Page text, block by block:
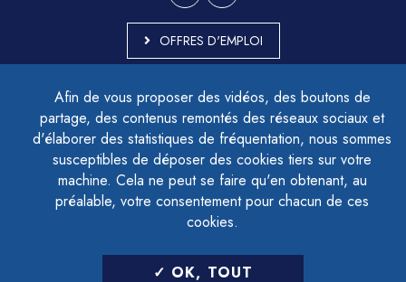
Afin de vous proposer des vidéos, des boutons de
partage, des contenus remontés des réseaux sociaux et
d'élaborer des statistiques de fréquentation, nous sommes
susceptibles de déposer des cookies tiers sur votre
machine. Cela ne peut se faire qu'en obtenant, au
préalable, votre consentement pour chacun de ces
cookies.
OK, TOUT
OFFRES D'EMPLOI
ACCESSIBILITÉ - PARTIELLEMENT CONFORME
PLAN DU SITE
MENTIONS LÉGALES
CONTACTER LE DÉLÉGUÉ À LA PROTECTION DES DONNÉES
GESTION DES COOKIES
LETTRE D'INFORMATION